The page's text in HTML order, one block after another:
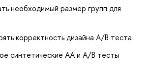
необходимый размер групп для
корректность дизайна A/B теста
синтетические АА и A/B тесты